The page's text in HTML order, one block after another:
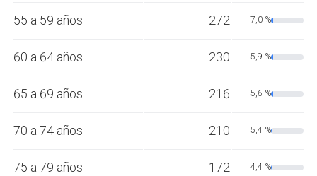
55 a 59 años 272 7,0 %
60 a 64 años 230 5,9 %
65 a 69 años 216 5,6 %
70 a 74 años 210 5,4 %
75 a 79 años 172 4,4 %